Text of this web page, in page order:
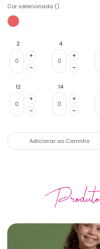
Cor selecionada ()
2 4
12 14
Adicionar ao Carrinho